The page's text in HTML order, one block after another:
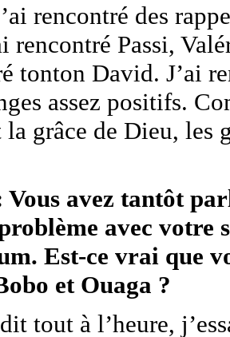
rencontré des
rencontré Passi,
tonton David. J’ai
assez positifs.
grâce de Dieu, les
Vous avez tantôt
avec
Est-ce vrai que
et Ouaga ?
tout à l’heure,